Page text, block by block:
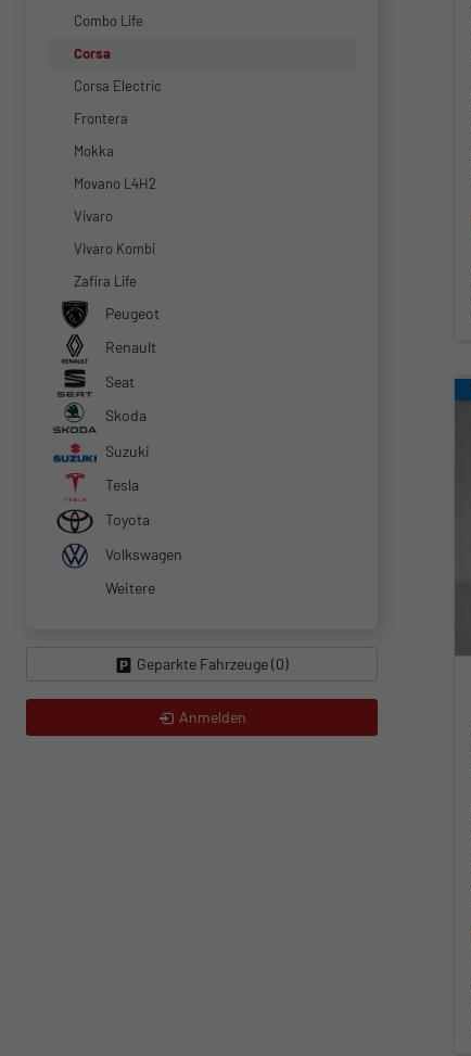
Combo Life
Corsa
Corsa Electric
Frontera
Mokka
Movano L4H2
Vivaro
Vivaro Kombi
Zafira Life
Peugeot
Renault
Seat
Skoda
Suzuki
Tesla
Toyota
Volkswagen
Weitere
Geparkte Fahrzeuge (0)
Anmelden